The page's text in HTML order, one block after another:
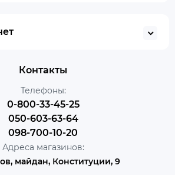
Контакты
Телефоны:
0-800-33-45-25
050-603-63-64
098-700-10-20
Адреса магазинов:
майдан, Конституции, 9